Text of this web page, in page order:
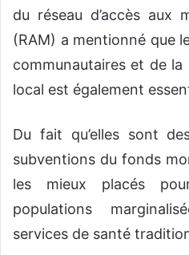
du réseau d’accès aux
(RAM) a mentionné que
communautaires et de
local est également
Du fait qu’elles sont
subventions du fonds
les mieux placés
populations
services de santé